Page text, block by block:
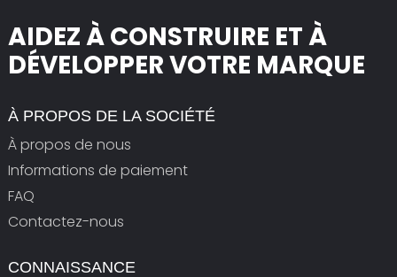
AIDEZ À CONSTRUIRE ET À
DÉVELOPPER VOTRE MARQUE
À PROPOS DE LA SOCIÉTÉ
À propos de nous
Informations de paiement
FAQ
Contactez-nous
CONNAISSANCE